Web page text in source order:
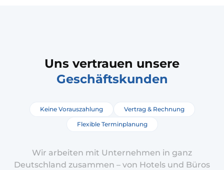
Uns vertrauen unsere
Geschäftskunden
Keine Vorauszahlung
Vertrag & Rechnung
Flexible Terminplanung
Wir arbeiten mit Unternehmen in ganz
Deutschland zusammen – von Hotels und Büros